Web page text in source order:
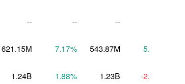
-- -- --
621.15M 7.17% 543.87M 5.54
1.24B 1.88% 1.23B -2.92